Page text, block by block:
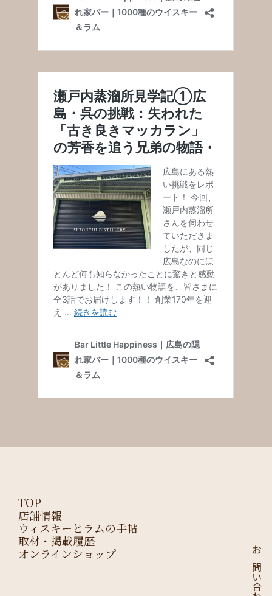
TOP
店舗情報
ウィスキーとラムの手帖
取材・掲載履歴
オンラインショップ